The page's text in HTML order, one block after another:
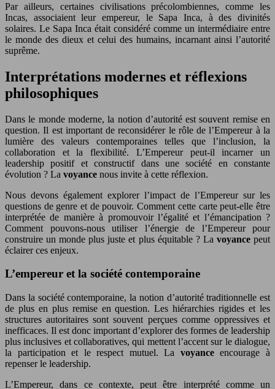
Par ailleurs, certaines civilisations précolombiennes, comme les
Incas, associaient leur empereur, le Sapa Inca, à des divinités
solaires. Le Sapa Inca était considéré comme un intermédiaire entre
le monde des dieux et celui des humains, incarnant ainsi l’autorité
suprême.
Interprétations modernes et réflexions
philosophiques
Dans le monde moderne, la notion d’autorité est souvent remise en
question. Il est important de reconsidérer le rôle de l’Empereur à la
lumière des valeurs contemporaines telles que l’inclusion, la
collaboration et la flexibilité. L’Empereur peut-il incarner un
leadership positif et constructif dans une société en constante
évolution ? La voyance nous invite à cette réflexion.
Nous devons également explorer l’impact de l’Empereur sur les
questions de genre et de pouvoir. Comment cette carte peut-elle être
interprétée de manière à promouvoir l’égalité et l’émancipation ?
Comment pouvons-nous utiliser l’énergie de l’Empereur pour
construire un monde plus juste et plus équitable ? La voyancepeut
éclairer ces enjeux.
L’empereur et la société contemporaine
Dans la société contemporaine, la notion d’autorité traditionnelle est
de plus en plus remise en question. Les hiérarchies rigides et les
structures autoritaires sont souvent perçues comme oppressives et
inefficaces. Il est donc important d’explorer des formes de leadership
plus inclusives et collaboratives, qui mettent l’accent sur le dialogue,
la participation et le respect mutuel. La voyanceencourage à
repenser le leadership.
L’Empereur, dans ce contexte, peut être interprété comme un